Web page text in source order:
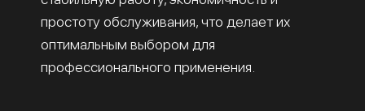
простоту обслуживания, что делает их
оптимальным выбором для
профессионального применения.